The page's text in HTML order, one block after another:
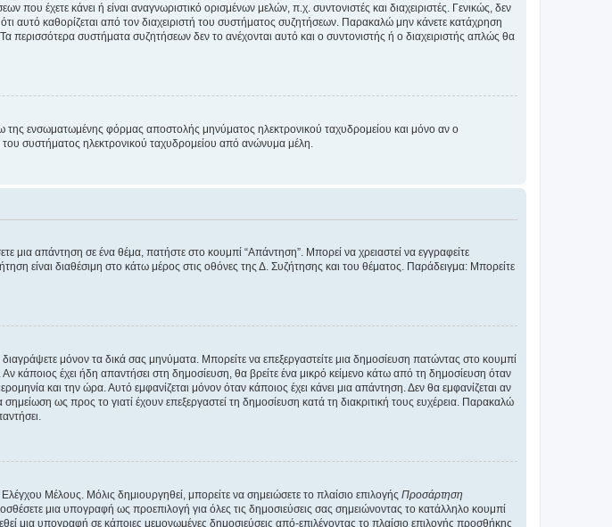
έχετε κάνει ή είναι αναγνωριστικό ορισμένων μελών, π.χ. συντονιστές και διαχειριστές. Γενικώς, δεν
αυτό καθορίζεται από τον διαχειριστή του συστήματος συζητήσεων. Παρακαλώ μην κάνετε κατάχρηση
συστήματα συζητήσεων δεν το ανέχονται αυτό και ο συντονιστής ή ο διαχειριστής απλώς θα
ενσωματωμένης φόρμας αποστολής μηνύματος ηλεκτρονικού ταχυδρομείου και μόνο αν ο
του συστήματος ηλεκτρονικού ταχυδρομείου από ανώνυμα μέλη.
μια απάντηση σε ένα θέμα, πατήστε στο κουμπί “Απάντηση”. Μπορεί να χρειαστεί να εγγραφείτε
είναι διαθέσιμη στο κάτω μέρος στις οθόνες της Δ. Συζήτησης και του θέματος. Παράδειγμα: Μπορείτε
μόνον τα δικά σας μηνύματα. Μπορείτε να επεξεργαστείτε μια δημοσίευση πατώντας στο κουμπί
κάποιος έχει ήδη απαντήσει στη δημοσίευση, θα βρείτε ένα μικρό κείμενο κάτω από τη δημοσίευση όταν
και την ώρα. Αυτό εμφανίζεται μόνον όταν κάποιος έχει κάνει μια απάντηση. Δεν θα εμφανίζεται αν
ως προς το γιατί έχουν επεξεργαστεί τη δημοσίευση κατά τη διακριτική τους ευχέρεια. Παρακαλώ
Μέλους. Μόλις δημιουργηθεί, μπορείτε να σημειώσετε το πλαίσιο επιλογής Προσάρτηση
μια υπογραφή ως προεπιλογή για όλες τις δημοσιεύσεις σας σημειώνοντας το κατάλληλο κουμπί
μια υπογραφή σε κάποιες μεμονωμένες δημοσιεύσεις από-επιλέγοντας το πλαίσιο επιλογής προσθήκης